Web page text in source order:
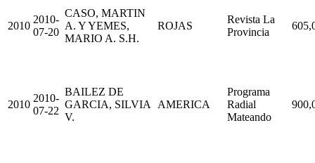
2010
2010-
07-20
CASO, MARTIN
A. Y YEMES,
MARIO A. S.H.
ROJAS
Revista La
Provincia
2010
2010-
07-22
BAILEZ DE
GARCIA, SILVIA
V.
AMERICA
Programa
Radial
Mateando